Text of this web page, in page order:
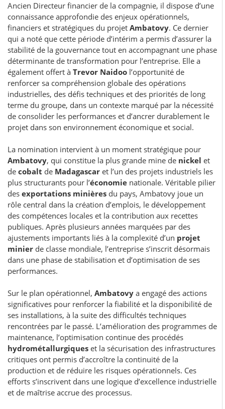
Ancien Directeur financier de la compagnie, il dispose d’une
connaissance approfondie des enjeux opérationnels,
financiers et stratégiques du projet Ambatovy. Ce dernier
qui a noté que cette période d’intérim a permis d’assurer la
stabilité de la gouvernance tout en accompagnant une phase
déterminante de transformation pour l’entreprise. Elle a
également offert à Trevor Naidoo l’opportunité de
renforcer sa compréhension globale des opérations
industrielles, des défis techniques et des priorités de long
terme du groupe, dans un contexte marqué par la nécessité
de consolider les performances et d’ancrer durablement le
projet dans son environnement économique et social.
La nomination intervient à un moment stratégique pour
Ambatovy, qui constitue la plus grande mine de nickel et
de cobalt de Madagascar et l’un des projets industriels les
plus structurants pour l’économie nationale. Véritable pilier
des exportations minières du pays, Ambatovy joue un
rôle central dans la création d’emplois, le développement
des compétences locales et la contribution aux recettes
publiques. Après plusieurs années marquées par des
ajustements importants liés à la complexité d’un projet
minier de classe mondiale, l’entreprise s’inscrit désormais
dans une phase de stabilisation et d’optimisation de ses
performances.
Sur le plan opérationnel, Ambatovy a engagé des actions
significatives pour renforcer la fiabilité et la disponibilité de
ses installations, à la suite des difficultés techniques
rencontrées par le passé. L’amélioration des programmes de
maintenance, l’optimisation continue des procédés
hydrométallurgiques et la sécurisation des infrastructures
critiques ont permis d’accroître la continuité de la
production et de réduire les risques opérationnels. Ces
efforts s’inscrivent dans une logique d’excellence industrielle
et de maîtrise accrue des processus.